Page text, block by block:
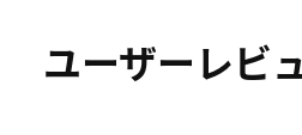
ユーザーレビ